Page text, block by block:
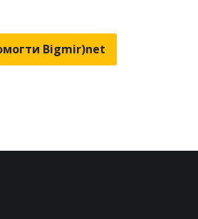
Bigmir)net